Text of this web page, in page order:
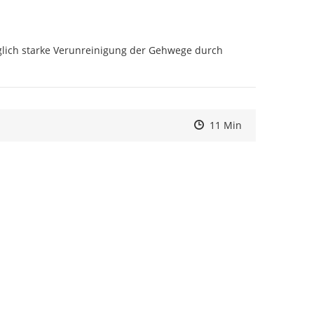
starke Verunreinigung der Gehwege durch
Zeitpunkt des
Zeitpunkt des
11 MinZur Äußerung